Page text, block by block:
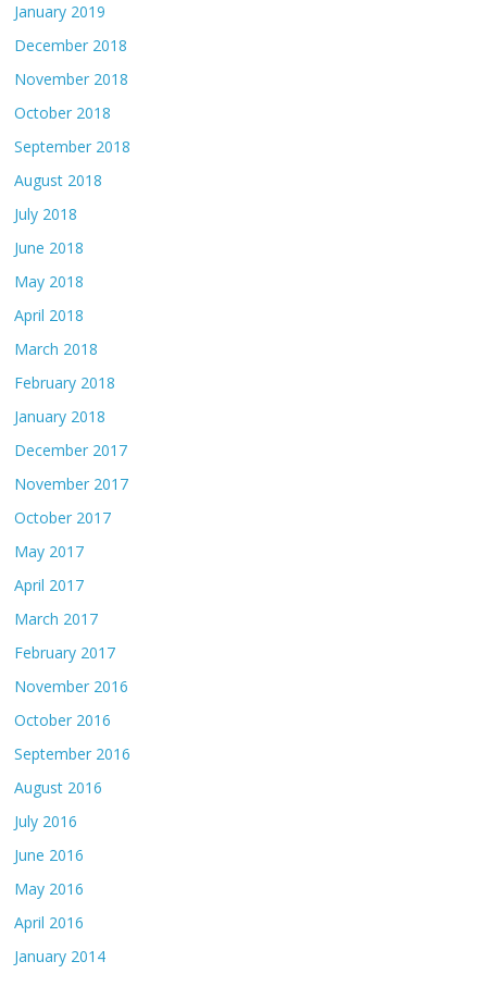
January 2019
December 2018
November 2018
October 2018
September 2018
August 2018
July 2018
June 2018
May 2018
April 2018
March 2018
February 2018
January 2018
December 2017
November 2017
October 2017
May 2017
April 2017
March 2017
February 2017
November 2016
October 2016
September 2016
August 2016
July 2016
June 2016
May 2016
April 2016
January 2014